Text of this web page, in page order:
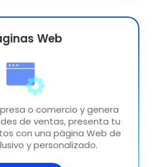
Web
o comercio y genera
de ventas, presenta tu
con una página Web de
y personalizado.